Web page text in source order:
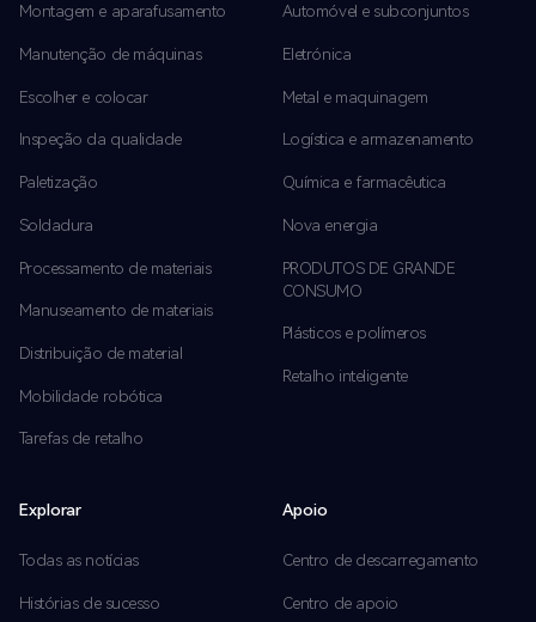
Montagem e aparafusamento
Manutenção de máquinas
Escolher e colocar
Inspeção da qualidade
Paletização
Soldadura
Processamento de materiais
Manuseamento de materiais
Distribuição de material
Mobilidade robótica
Tarefas de retalho
Automóvel e subconjuntos
Eletrónica
Metal e maquinagem
Logística e armazenamento
Química e farmacêutica
Nova energia
PRODUTOS DE GRANDE
CONSUMO
Plásticos e polímeros
Retalho inteligente
Explorar
Todas as notícias
Histórias de sucesso
Apoio
Centro de descarregamento
Centro de apoio